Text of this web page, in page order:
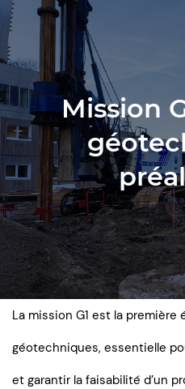
Mission
La mission G1 est la
géotechniques, essentielle
et garantir la faisabilité d’un